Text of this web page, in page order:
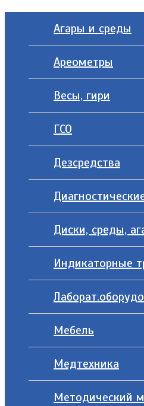
Агары и среды
Ареометры
Весы, гири
ГСО
Дезсредства
Диски, среды,
Индикаторные
Мебель
Медтехника
Методический